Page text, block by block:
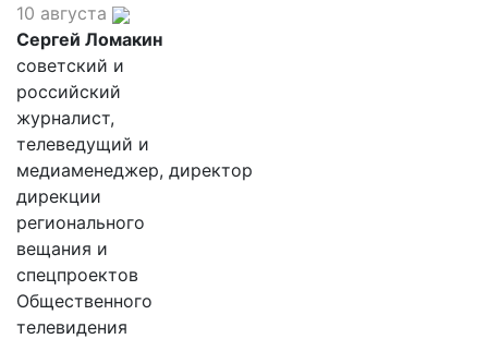
10 августа
Сергей Ломакин
советский и
российский
журналист,
телеведущий и
медиаменеджер, директор
дирекции
регионального
вещания и
спецпроектов
Общественного
телевидения